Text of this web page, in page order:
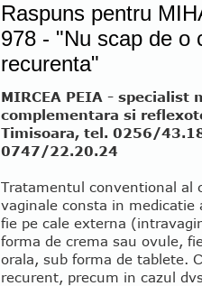
Raspuns pentru
978 - "Nu scap de o
recurenta"
MIRCEA PEIA - specialist
complementara si
Timisoara, tel. 0256/
0747/22.20.24
Tratamentul conventional al
vaginale consta in medicatie
fie pe cale externa
forma de crema sau ovule,
orala, sub forma de tablete.
recurent, precum in cazul